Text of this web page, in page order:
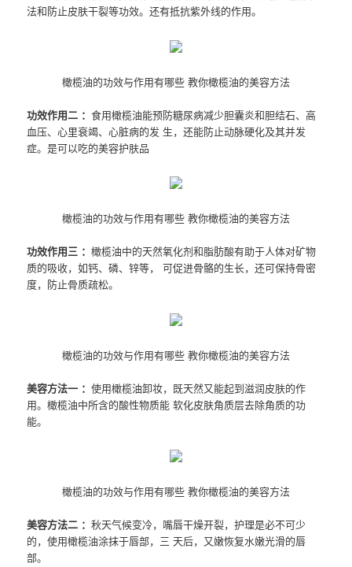
法和防止皮肤干裂等功效。还有抵抗紫外线的作用。
橄榄油的功效与作用有哪些 教你橄榄油的美容方法
功效作用二 ：食用橄榄油能预防糖尿病减少胆囊炎和胆结石、高
血压、心里衰竭、心脏病的发 生，还能防止动脉硬化及其并发
症。是可以吃的美容护肤品
橄榄油的功效与作用有哪些 教你橄榄油的美容方法
功效作用三 ：橄榄油中的天然氧化剂和脂肪酸有助于人体对矿物
质的吸收，如钙、磷、锌等， 可促进骨骼的生长，还可保持骨密
度，防止骨质疏松。
橄榄油的功效与作用有哪些 教你橄榄油的美容方法
美容方法一 ：使用橄榄油卸妆，既天然又能起到滋润皮肤的作
用。橄榄油中所含的酸性物质能 软化皮肤角质层去除角质的功
能。
橄榄油的功效与作用有哪些 教你橄榄油的美容方法
美容方法二 ：秋天气候变冷，嘴唇干燥开裂，护理是必不可少
的，使用橄榄油涂抹于唇部，三 天后，又嫩恢复水嫩光滑的唇
部。